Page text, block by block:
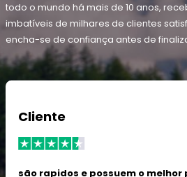
todo o mundo há mais de 10 anos,
imbatíveis de milhares de clientes
encha-se de confiança antes de
Cliente
são rapidos e possuem o melhor